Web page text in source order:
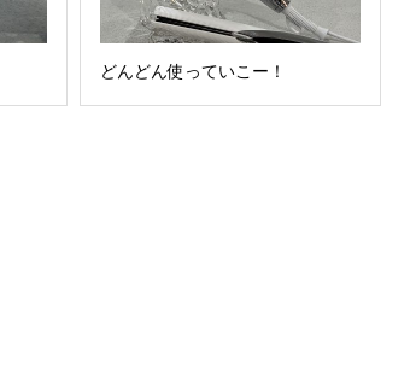
どんどん使っていこー！